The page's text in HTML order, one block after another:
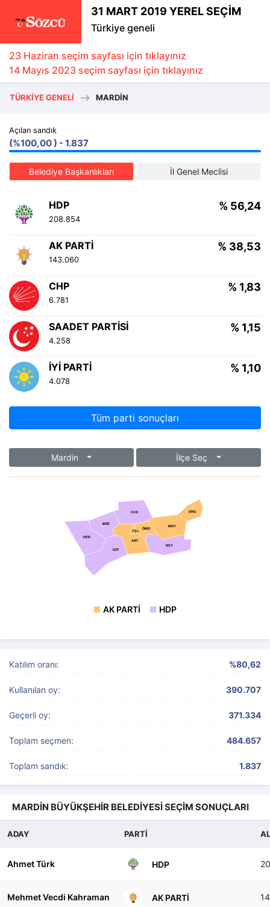
31 MART 2019 YEREL SEÇİM
Türkiye geneli
23 Haziran seçim sayfası için tıklayınız
14 Mayıs 2023 seçim sayfası için tıklayınız
TÜRKIYE GENELI MARDIN
Mardin İlçe Seç
ART
DRG
DER
KZT
MZD
MDY
NSY
ÖMR
SVR
YŞL
AK PARTI HDP
Açılan sandık
(%100,00 ) - 1.837
Belediye Başkanlıkları İl Genel Meclisi
HDP % 56,24
208.854
AK PARTI % 38,53
143.060
CHP % 1,83
6.781
SAADET PARTISI % 1,15
4.258
İYI PARTI % 1,10
4.078
Tüm parti sonuçları
Katılım oranı: %80,62
Kullanılan oy: 390.707
Geçerli oy: 371.334
Toplam seçmen: 484.657
Toplam sandık: 1.837
MARDİN BÜYÜKŞEHİR BELEDİYESİ SEÇİM SONUÇLARI
ADAY PARTİ
Ahmet Türk HDP
Mehmet Vecdi Kahraman AK PARTI